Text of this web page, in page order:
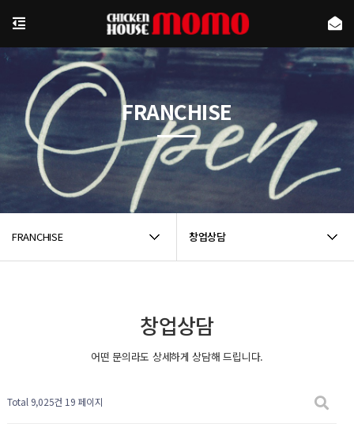
FRANCHISE 창업상담
FRANCHISE
창업상담
어떤 문의라도 상세하게 상담해 드립니다.
Total 9,025건 19 페이지